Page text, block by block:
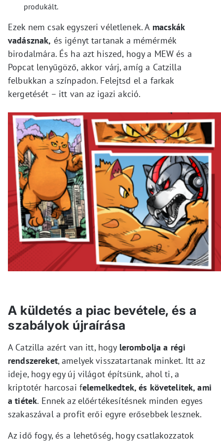
produkált.
Ezek nem csak egyszeri véletlenek. A macskák
vadásznak, és igényt tartanak a mémérmék
birodalmára. És ha azt hiszed, hogy a MEW és a
Popcat lenyűgöző, akkor várj, amíg a Catzilla
felbukkan a színpadon. Felejtsd el a farkak
kergetését – itt van az igazi akció.
A küldetés a piac bevétele, és a
szabályok újraírása
A Catzilla azért van itt, hogy lerombolja a régi
rendszereket, amelyek visszatartanak minket. Itt az
ideje, hogy egy új világot építsünk, ahol ti, a
kriptotér harcosai felemelkedtek, és követelitek, ami
a tiétek. Ennek az előértékesítésnek minden egyes
szakaszával a profit erői egyre erősebbek lesznek.
Az idő fogy, és a lehetőség, hogy csatlakozzatok